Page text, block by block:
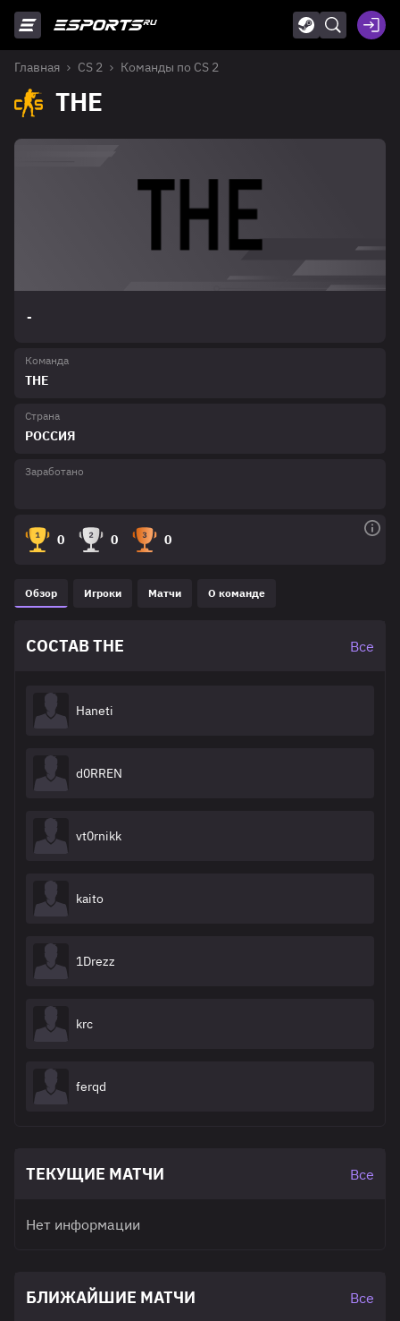
Главная CS 2 Команды по CS 2
THE
-
Команда
THE
Страна
РОССИЯ
Заработано
0 0 0
Обзор Игроки Матчи О команде
СОСТАВ THE Все
Haneti
d0RREN
vt0rnikk
kaito
1Drezz
krc
ferqd
ТЕКУЩИЕ МАТЧИ Все
Нет информации
БЛИЖАЙШИЕ МАТЧИ Все